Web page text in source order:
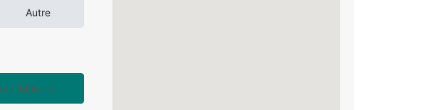
Autre
(Maison)